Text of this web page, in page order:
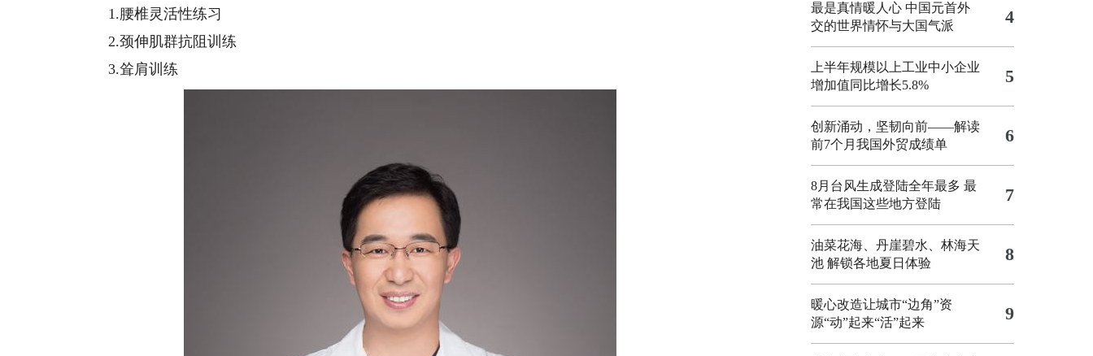
1.腰椎灵活性练习
2.颈伸肌群抗阻训练
3.耸肩训练
最是真情暖人心 中国元首外
交的世界情怀与大国气派
4
上半年规模以上工业中小企业
增加值同比增长5.8%
5
创新涌动，坚韧向前——解读
前7个月我国外贸成绩单
6
8月台风生成登陆全年最多 最
常在我国这些地方登陆
7
油菜花海、丹崖碧水、林海天
池 解锁各地夏日体验
8
暖心改造让城市“边角”资
源“动”起来“活”起来
9